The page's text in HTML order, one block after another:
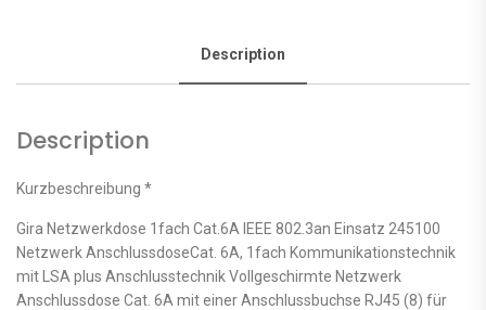
Description
Description
Kurzbeschreibung *
Gira Netzwerkdose 1fach Cat.6A IEEE 802.3an Einsatz 245100
Netzwerk AnschlussdoseCat. 6A, 1fach Kommunikationstechnik
mit LSA plus Anschlusstechnik Vollgeschirmte Netzwerk
Anschlussdose Cat. 6A mit einer Anschlussbuchse RJ45 (8) für